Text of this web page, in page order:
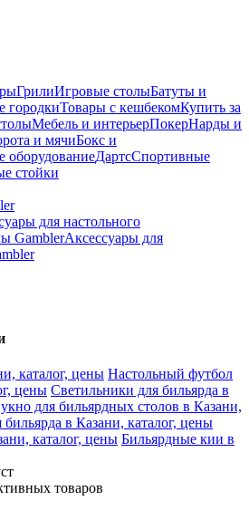
ГрилиИгровые столыБатуты и
городкиТовары с кешбекомКупить за
Мебель и интерьерПокерНарды и
и мячиБокс и
оборудованиеДартсСпортивные
стойки
для настольного
GamblerАксессуары для
каталог, цены Настольный футбол
цены Светильники для бильярда в
для бильярдных столов в Казани,
в Казани, каталог, цены
каталог, цены Бильярдные кии в
товаров